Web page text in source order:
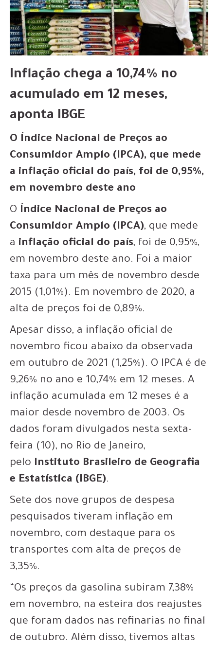
Inflação chega a 10,74% no
acumulado em 12 meses,
aponta IBGE
O Índice Nacional de Preços ao
Consumidor Amplo (IPCA), que mede
a inflação oficial do país, foi de 0,95%,
em novembro deste ano
O Índice Nacional de Preços ao
Consumidor Amplo (IPCA), que mede
a inflação oficial do país, foi de 0,95%,
em novembro deste ano. Foi a maior
taxa para um mês de novembro desde
2015 (1,01%). Em novembro de 2020, a
alta de preços foi de 0,89%.
Apesar disso, a inflação oficial de
novembro ficou abaixo da observada
em outubro de 2021 (1,25%). O IPCA é de
9,26% no ano e 10,74% em 12 meses. A
inflação acumulada em 12 meses é a
maior desde novembro de 2003. Os
dados foram divulgados nesta sexta-
feira (10), no Rio de Janeiro,
pelo Instituto Brasileiro de Geografia
e Estatística (IBGE).
Sete dos nove grupos de despesa
pesquisados tiveram inflação em
novembro, com destaque para os
transportes com alta de preços de
3,35%.
“Os preços da gasolina subiram 7,38%
em novembro, na esteira dos reajustes
que foram dados nas refinarias no final
de outubro. Além disso, tivemos altas